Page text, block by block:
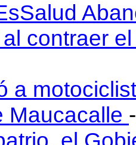
contraer
a
Maucacalle